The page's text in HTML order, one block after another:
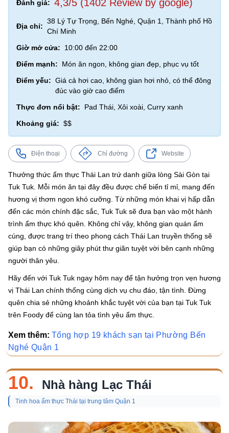
Đánh giá: 4,3/5 (1402 Review by google)
Địa chỉ:
38 Lý Tự Trọng, Bến Nghé, Quận 1, Thành phố Hồ
Chí Minh
Giờ mở cửa:
10:00 đến 22:00
Điểm mạnh:
Món ăn ngon, không gian đẹp, phục vụ tốt
Điểm yếu: Giá cả hơi cao, không gian hơi nhỏ, có thể đông
đúc vào giờ cao điểm
Thực đơn nổi bật:
Pad Thái, Xôi xoài, Curry xanh
Khoảng giá: $$
Điện thoại Chỉ đường Website
Thưởng thức ẩm thực Thái Lan trứ danh giữa lòng Sài Gòn tại
Tuk Tuk. Mỗi món ăn tại đây đều được chế biến tỉ mỉ, mang đến
hương vị thơm ngon khó cưỡng. Từ những món khai vị hấp dẫn
đến các món chính đặc sắc, Tuk Tuk sẽ đưa bạn vào một hành
trình ẩm thực khó quên. Không chỉ vậy, không gian quán ấm
cúng, được trang trí theo phong cách Thái Lan truyền thống sẽ
giúp bạn có những giây phút thư giãn tuyệt vời bên cạnh những
người thân yêu.
Hãy đến với Tuk Tuk ngay hôm nay để tận hưởng trọn vẹn hương
vị Thái Lan chính thống cùng dịch vụ chu đáo, tận tình. Đừng
quên chia sẻ những khoảnh khắc tuyệt vời của bạn tại Tuk Tuk
trên Foody để cùng lan tỏa tình yêu ẩm thực.
Xem thêm: Tổng hợp 19 khách sạn tại Phường Bến
Nghé Quận 1
10. Nhà hàng Lạc Thái
Tinh hoa ẩm thực Thái tại trung tâm Quận 1